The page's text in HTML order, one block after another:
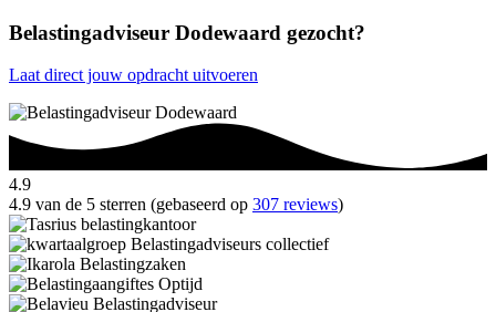
Belastingadviseur Dodewaard gezocht?
Laat direct jouw opdracht uitvoeren
4.9
4.9 van de 5 sterren (gebaseerd op 307 reviews)